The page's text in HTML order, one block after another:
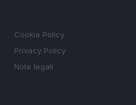
Cookie Policy
Privacy Policy
Note legali